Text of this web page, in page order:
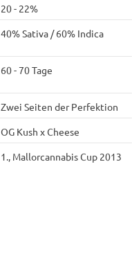
20 - 22%
40% Sativa / 60% Indica
60 - 70 Tage
Zwei Seiten der Perfektion
OG Kush x Cheese
1., Mallorcannabis Cup 2013